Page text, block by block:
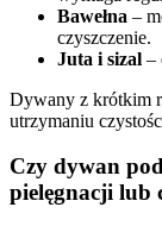
Bawełna –
czyszczenie.
Juta i sizal –
Dywany z krótkim
utrzymaniu
Czy dywan
pielęgnacji lub